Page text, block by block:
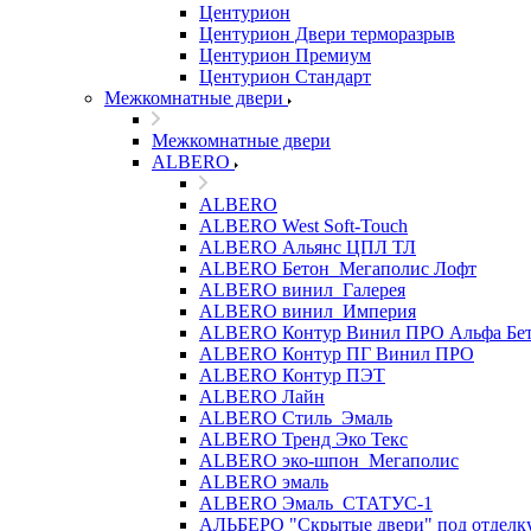
Центурион
Центурион Двери терморазрыв
Центурион Премиум
Центурион Стандарт
Межкомнатные двери
Межкомнатные двери
ALBERO
ALBERO
ALBERO West Soft-Touch
ALBERO Альянс ЦПЛ ТЛ
ALBERO Бетон_Мегаполис Лофт
ALBERO винил_Галерея
ALBERO винил_Империя
ALBERO Контур Винил ПРО Альфа
ALBERO Контур ПГ Винил ПРО
ALBERO Контур ПЭТ
ALBERO Лайн
ALBERO Стиль_Эмаль
ALBERO Тренд Эко Текс
ALBERO эко-шпон_Мегаполис
ALBERO эмаль
ALBERO Эмаль_СТАТУС-1
АЛЬБЕРО "Скрытые двери" под